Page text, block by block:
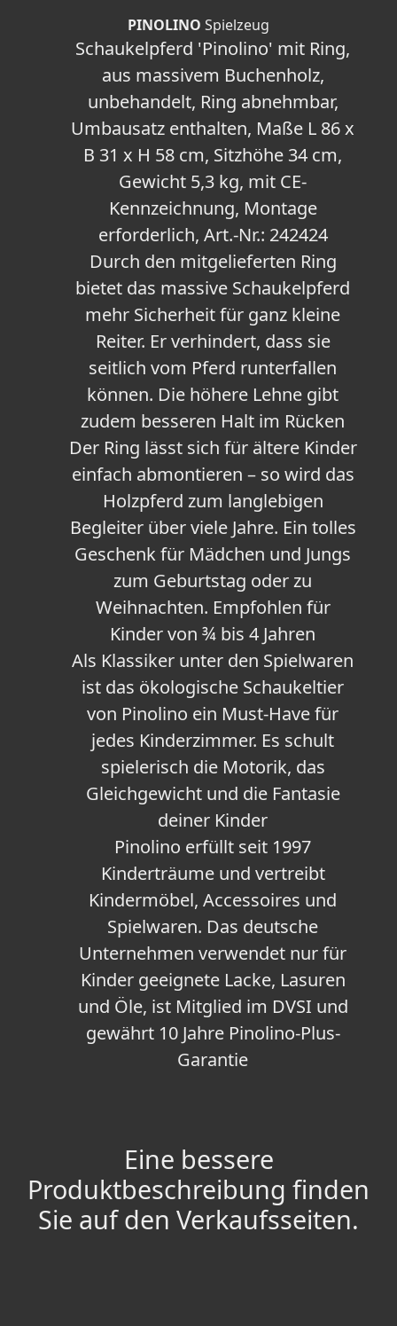
PINOLINO Spielzeug
Schaukelpferd 'Pinolino' mit Ring,
aus massivem Buchenholz,
unbehandelt, Ring abnehmbar,
Umbausatz enthalten, Maße L 86 x
B 31 x H 58 cm, Sitzhöhe 34 cm,
Gewicht 5,3 kg, mit CE-
Kennzeichnung, Montage
erforderlich, Art.-Nr.: 242424
Durch den mitgelieferten Ring
bietet das massive Schaukelpferd
mehr Sicherheit für ganz kleine
Reiter. Er verhindert, dass sie
seitlich vom Pferd runterfallen
können. Die höhere Lehne gibt
zudem besseren Halt im Rücken
Der Ring lässt sich für ältere Kinder
einfach abmontieren – so wird das
Holzpferd zum langlebigen
Begleiter über viele Jahre. Ein tolles
Geschenk für Mädchen und Jungs
zum Geburtstag oder zu
Weihnachten. Empfohlen für
Kinder von ¾ bis 4 Jahren
Als Klassiker unter den Spielwaren
ist das ökologische Schaukeltier
von Pinolino ein Must-Have für
jedes Kinderzimmer. Es schult
spielerisch die Motorik, das
Gleichgewicht und die Fantasie
deiner Kinder
Pinolino erfüllt seit 1997
Kinderträume und vertreibt
Kindermöbel, Accessoires und
Spielwaren. Das deutsche
Unternehmen verwendet nur für
Kinder geeignete Lacke, Lasuren
und Öle, ist Mitglied im DVSI und
gewährt 10 Jahre Pinolino-Plus-
Garantie
Eine bessere
Produktbeschreibung finden
Sie auf den Verkaufsseiten.